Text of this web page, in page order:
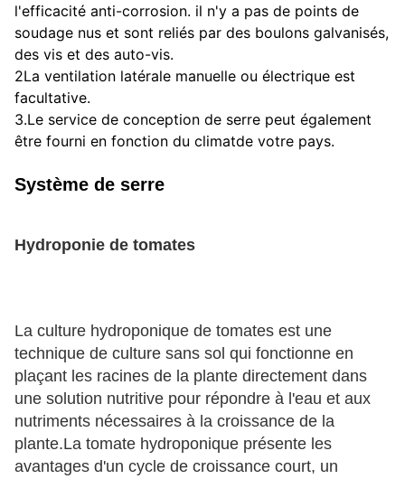
l'efficacité anti-corrosion. il n'y a pas de points de
soudage nus et sont reliés par des boulons galvanisés,
des vis et des auto-vis.
2La ventilation latérale manuelle ou électrique est
facultative.
3.Le service de conception de serre peut également
être fourni en fonction du climatde votre pays.
Système de serre
Hydroponie de tomates
La culture hydroponique de tomates est une
technique de culture sans sol qui fonctionne en
plaçant les racines de la plante directement dans
une solution nutritive pour répondre à l'eau et aux
nutriments nécessaires à la croissance de la
plante.La tomate hydroponique présente les
avantages d'un cycle de croissance court, un